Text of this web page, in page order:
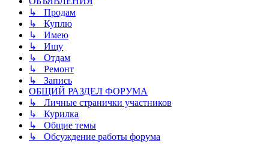
↳ Продам
↳ Куплю
↳ Имею
↳ Ищу
↳ Отдам
↳ Ремонт
↳ Запись
ОБЩИЙ РАЗДЕЛ ФОРУМА
↳ Личные странички участников
↳ Курилка
↳ Общие темы
↳ Обсуждение работы форума